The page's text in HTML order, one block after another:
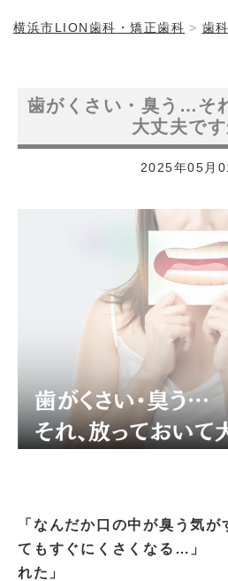
横浜市LION歯科・矯正歯科 歯
歯がくさい・臭う…そ
大丈夫です
2025年05月
「なんだか口の中が臭う気
てもすぐにくさくなる…」
れた」